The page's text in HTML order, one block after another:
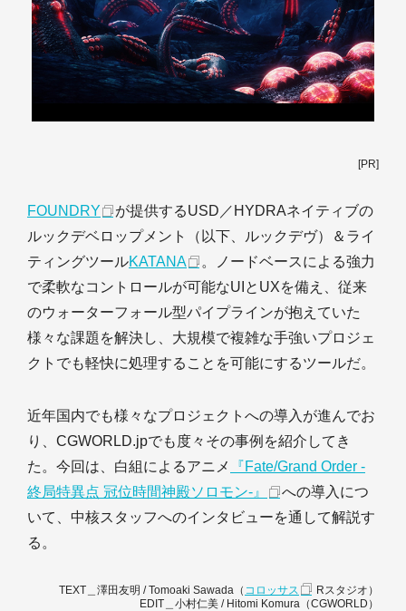
[PR]
FOUNDRY
が提供するUSD／HYDRAネイティブの
ルックデベロップメント（以下、ルックデヴ）＆ライ
ティングツールKATANA
。ノードベースによる強力
で柔軟なコントロールが可能なUIとUXを備え、従来
のウォーターフォール型パイプラインが抱えていた
様々な課題を解決し、大規模で複雑な手強いプロジェ
クトでも軽快に処理することを可能にするツールだ。
近年国内でも様々なプロジェクトへの導入が進んでお
り、CGWORLD.jpでも度々その事例を紹介してき
た。今回は、白組によるアニメ
『Fate/Grand Order -
終局特異点 冠位時間神殿ソロモン-』
への導入につ
いて、中核スタッフへのインタビューを通して解説す
る。
TEXT＿澤田友明 / Tomoaki Sawada（ コロッサス
Rスタジオ）
EDIT＿小村仁美 / Hitomi Komura（CGWORLD）